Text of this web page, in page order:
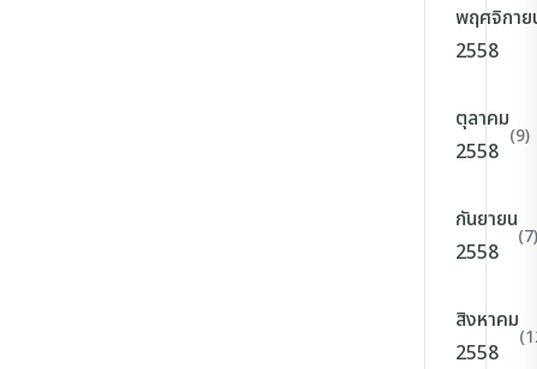
พฤศจิกาย
2558
ตุลาคม
2558
(9)
กันยายน
2558
(7)
สิงหาคม
2558